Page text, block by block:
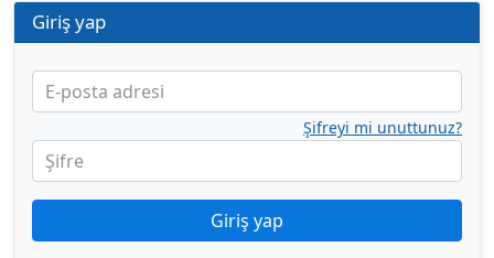
Giriş yap
E-posta adresi
Şifre
Şifreyi mi unuttunuz?
Giriş yap